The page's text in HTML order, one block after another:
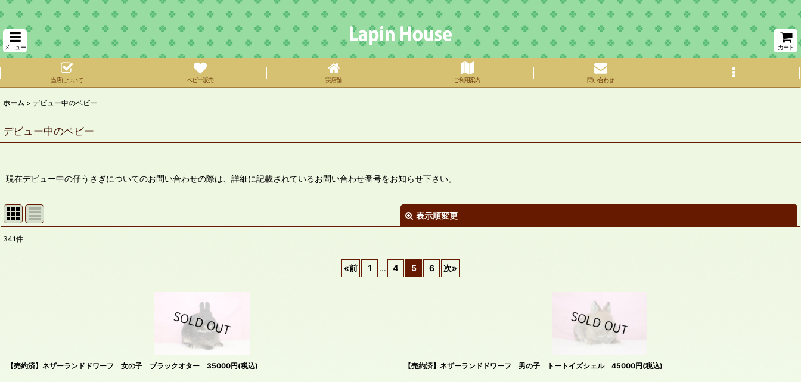
メニュー カート
当店について ベビー販売 実店舗 ご利用案内 問い合わせ
ホーム > デビュー中のベビー
デビュー中のベビー
現在デビュー中の仔うさぎについてのお問い合わせの際は、詳細に記載されているお問い合わせ番号をお知らせ下さい。
表示順変更
341件
«前 1 ... 4 5 6 次»
【売約済】ネザーランドドワーフ 女の子 ブラックオター 35000円(税込) 【売約済】ネザーランドドワーフ 男の子 トートイズシェル 45000円(税込)